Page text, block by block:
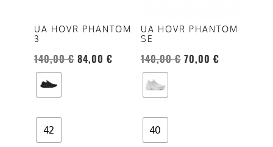
UA HOVR PHANTOM
3
140,00€ 84,00 €
42
opzioni
possono
essere
scelte
nella
del
prodotto
UA HOVR PHANTOM
SE
140,00€ 70,00 €
40
opzioni
possono
essere
scelte
nella
del
prodotto